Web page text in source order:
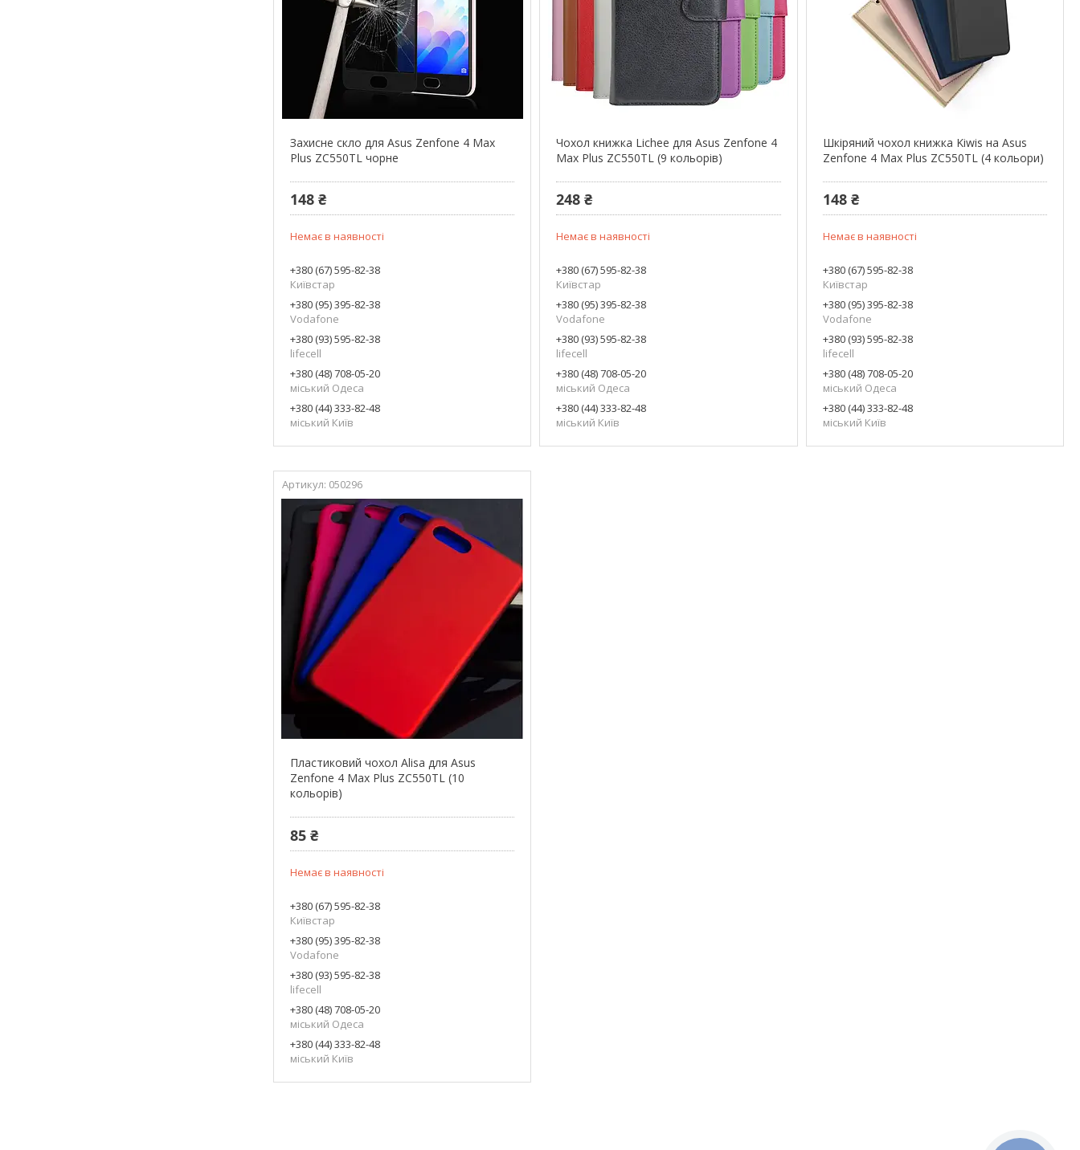
Захисне скло для Asus Zenfone 4 Max
Plus ZC550TL чорне
148 ₴
Немає в наявності
+380 (67) 595-82-38
Київстар
+380 (95) 395-82-38
Vodafone
+380 (93) 595-82-38
lifecell
+380 (48) 708-05-20
міський Одеса
+380 (44) 333-82-48
міський Київ
Чохол книжка Lichee для Asus Zenfone 4
Max Plus ZC550TL (9 кольорів)
248 ₴
Немає в наявності
+380 (67) 595-82-38
Київстар
+380 (95) 395-82-38
Vodafone
+380 (93) 595-82-38
lifecell
+380 (48) 708-05-20
міський Одеса
+380 (44) 333-82-48
міський Київ
Шкіряний чохол книжка Kiwis на Asus
Zenfone 4 Max Plus ZC550TL (4 кольори)
148 ₴
Немає в наявності
+380 (67) 595-82-38
Київстар
+380 (95) 395-82-38
Vodafone
+380 (93) 595-82-38
lifecell
+380 (48) 708-05-20
міський Одеса
+380 (44) 333-82-48
міський Київ
050296
Пластиковий чохол Alisa для Asus
Zenfone 4 Max Plus ZC550TL (10
кольорів)
85 ₴
Немає в наявності
+380 (67) 595-82-38
Київстар
+380 (95) 395-82-38
Vodafone
+380 (93) 595-82-38
lifecell
+380 (48) 708-05-20
міський Одеса
+380 (44) 333-82-48
міський Київ